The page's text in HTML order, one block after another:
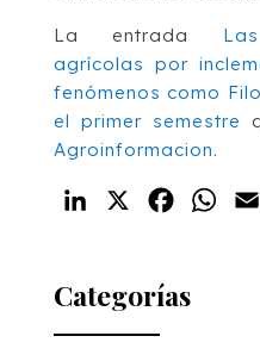
La entrada
agrícolas por
fenómenos como
el primer semestre
Agroinformacion.
LinkedIn
Categorías